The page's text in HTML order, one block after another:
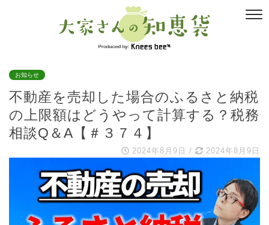
お知らせ
不動産を売却した場合のふるさと納税
の上限額はどうやって計算する？税務
相談Q＆A【＃３７４】
2024年8月9日 / 2024年8月9日